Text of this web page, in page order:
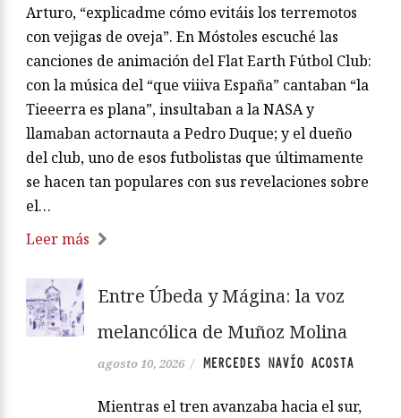
Arturo, “explicadme cómo evitáis los terremotos
con vejigas de oveja”. En Móstoles escuché las
canciones de animación del Flat Earth Fútbol Club:
con la música del “que viiiva España” cantaban “la
Tieeerra es plana”, insultaban a la NASA y
llamaban actornauta a Pedro Duque; y el dueño
del club, uno de esos futbolistas que últimamente
se hacen tan populares con sus revelaciones sobre
el…
Leer más
Entre Úbeda y Mágina: la voz
melancólica de Muñoz Molina
agosto 10, 2026 / MERCEDES NAVÍO ACOSTA
Mientras el tren avanzaba hacia el sur,